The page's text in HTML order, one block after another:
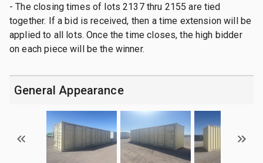
- The closing times of lots 2137 thru 2155 are tied
together. If a bid is received, then a time extension will be
applied to all lots. Once the time closes, the high bidder
on each piece will be the winner.
General Appearance